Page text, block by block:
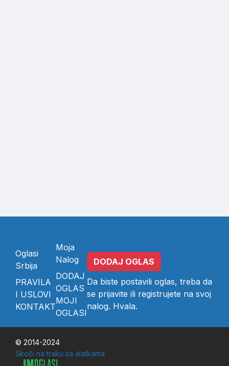
Oglasi
Srbija
PRAVILA
I USLOVI
KONTAKT
Moja
Nalog
DODAJ
OGLAS
MOJI
OGLASI
DODAJ OGLAS
Da biste postavili oglas, treba da
se prijavite ili registrujete na svoj
nalog. Hvala.
© 2014-2024
Skoči na traku sa alatkama